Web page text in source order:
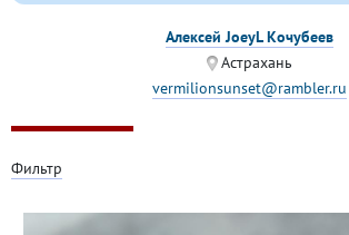
Алексей JoeyL Кочубеев
Астрахань
vermilionsunset@rambler.ru
Фильтр